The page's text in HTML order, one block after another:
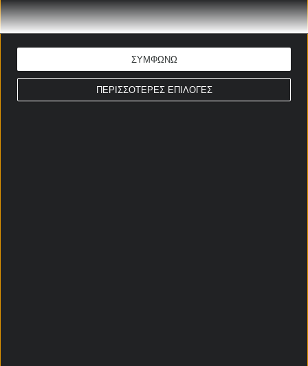
ΠΕΡΙΣΣΟΤΕΡΕΣ ΕΠΙΛΟΓΕΣ
ΣΥΜΦΩΝΩ
ΕΚΤΙΜΗΣΗ: G/G & Over 2,5
Απόδοση: 2.50 Παίξε νόμιμα
ΣΤΟΙΧΗΜΑΤΙΚΕΣ ΠΡΟΣΦΟΡΕΣ *